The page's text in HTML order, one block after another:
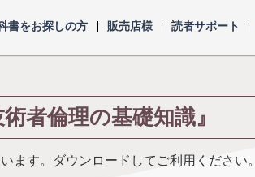
書をお探しの方 販売店様 読者サポート
者倫理の基礎知識』
ます。ダウンロードしてご利用ください。